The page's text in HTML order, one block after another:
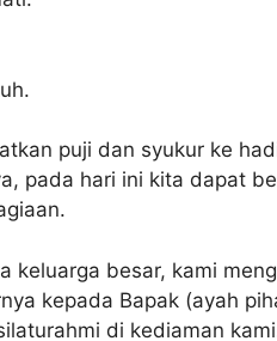
puji dan syukur ke
pada hari ini kita dapat
keluarga besar, kami
kepada Bapak (ayah
di kediaman